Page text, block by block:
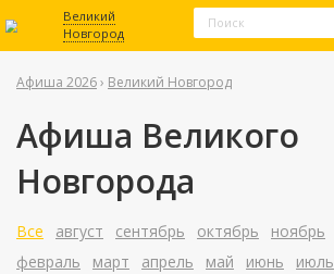
Великий
Новгород
Афиша 2026› Великий Новгород
Афиша Великого
Новгорода
Все август сентябрь октябрь ноябрь
февраль
март апрель май июнь июль